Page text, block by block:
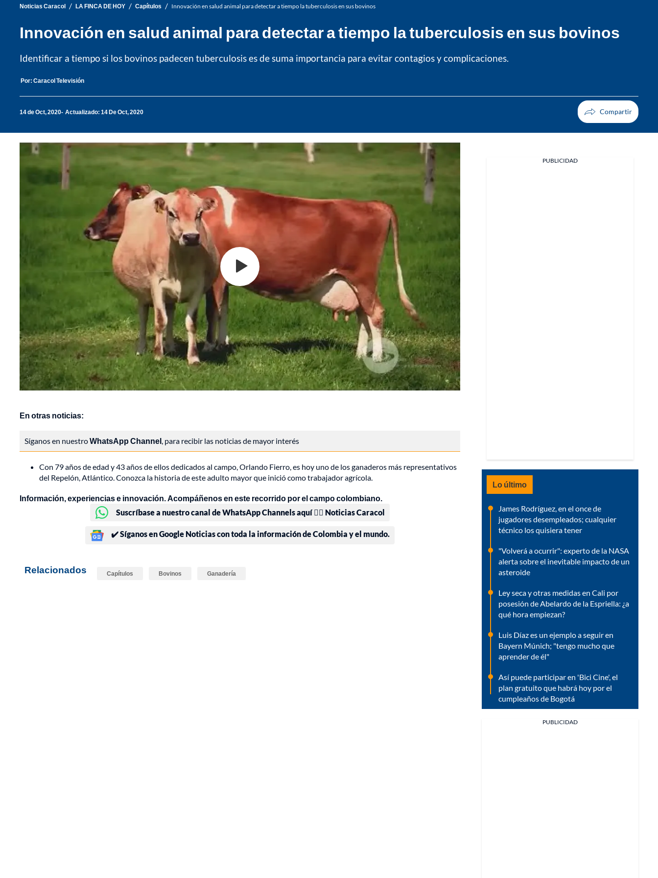
Noticias Caracol / LA FINCA DE HOY / Capítulos / Innovación en salud animal para detectar a tiempo la tuberculosis en sus bovinos
Innovación en salud animal para detectar a tiempo la tuberculosis en sus bovinos
Identificar a tiempo si los bovinos padecen tuberculosis es de suma importancia para evitar contagios y complicaciones.
Por: Caracol Televisión
14 de Oct, 2020 Actualizado: 14 De Oct, 2020
En otras noticias:
Síganos en nuestroWhatsApp Channel, para recibir las noticias de mayor interés
Con 79 años de edad y 43 años de ellos dedicados al campo, Orlando Fierro, es hoy uno de los ganaderos más representativos
del Repelón, Atlántico. Conozca la historia de este adulto mayor que inició como trabajador agrícola.
Información, experiencias e innovación. Acompáñenos en este recorrido por el campo colombiano.
Suscríbase a nuestro canal de WhatsApp Channels aquí 👉🏻 Noticias Caracol
✔️ Síganos en Google Noticias con toda la información de Colombia y el mundo.
Relacionados Capítulos Bovinos Ganadería
PUBLICIDAD
Lo último
James Rodríguez, en el once de
jugadores desempleados; cualquier
técnico los quisiera tener
"Volverá a ocurrir": experto de la NASA
alerta sobre el inevitable impacto de un
asteroide
Ley seca y otras medidas en Cali por
posesión de Abelardo de la Espriella: ¿a
qué hora empiezan?
Luis Díaz es un ejemplo a seguir en
Bayern Múnich; "tengo mucho que
aprender de él"
Así puede participar en 'Bici Cine', el
plan gratuito que habrá hoy por el
cumpleaños de Bogotá
PUBLICIDAD